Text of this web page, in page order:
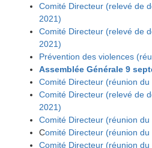
Comité Directeur (relevé de
2021)
Comité Directeur (relevé de
2021)
Prévention des violences
Assemblée Générale 9
Comité Directeur (réunion
Comité Directeur (relevé de
2021)
Comité Directeur (réunion du
Comité Directeur (réunion
Comité Directeur (réunion